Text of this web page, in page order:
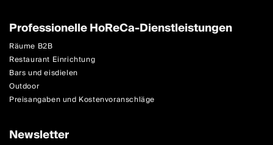
Professionelle HoReCa-Dienstleistungen
Räume B2B
Restaurant Einrichtung
Bars und eisdielen
Outdoor
Preisangaben und Kostenvoranschläge
Newsletter